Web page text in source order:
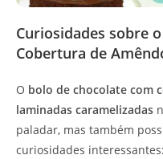
Curiosidades sobre
Cobertura de
O bolo de chocolate com
laminadas caramelizadas
paladar, mas também
curiosidades interessantes: